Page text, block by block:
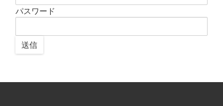
パスワード